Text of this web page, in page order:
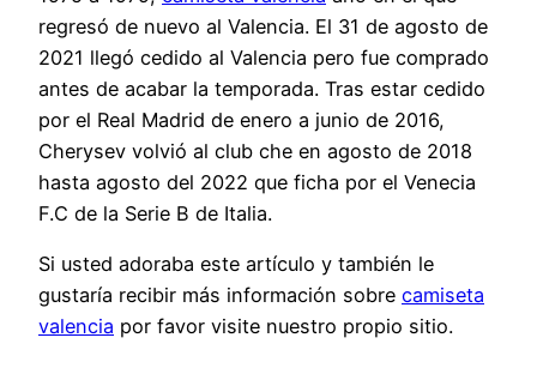
regresó de nuevo al Valencia. El 31 de agosto de
2021 llegó cedido al Valencia pero fue comprado
antes de acabar la temporada. Tras estar cedido
por el Real Madrid de enero a junio de 2016,
Cherysev volvió al club che en agosto de 2018
hasta agosto del 2022 que ficha por el Venecia
F.C de la Serie B de Italia.
Si usted adoraba este artículo y también le
gustaría recibir más información sobre camiseta
valencia por favor visite nuestro propio sitio.